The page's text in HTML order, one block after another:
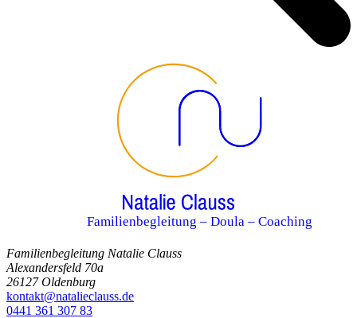
Familienbegleitung – Doula – Coaching
Familienbegleitung Natalie Clauss
Alexandersfeld 70a
26127 Oldenburg
kontakt@natalieclauss.de
0441 361 307 83